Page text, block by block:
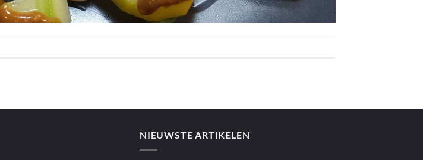
NIEUWSTE ARTIKELEN